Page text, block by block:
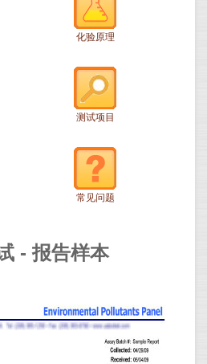
化验原理
测试项目
常见问题
- 报告样本